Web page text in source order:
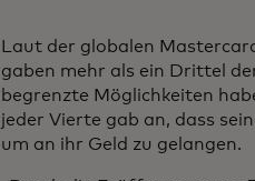
Laut der globalen
gaben mehr als ein Drittel
begrenzte Möglichkeiten
jeder Vierte gab an, dass
um an ihr Geld zu gelangen.